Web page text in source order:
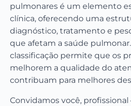
pulmonares é um elemento
clínica, oferecendo uma
diagnóstico, tratamento e
que afetam a saúde
classificação permite que os
melhorem a qualidade do
contribuam para melhores
Convidamos você,